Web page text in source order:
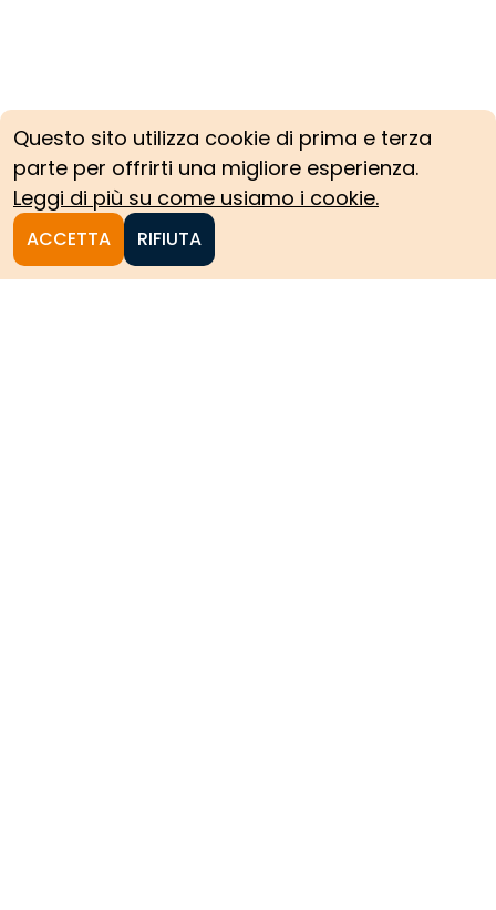
Questo sito utilizza cookie di prima e terza
parte per offrirti una migliore esperienza.
Leggi di più su come usiamo i cookie.
ACCETTA RIFIUTA